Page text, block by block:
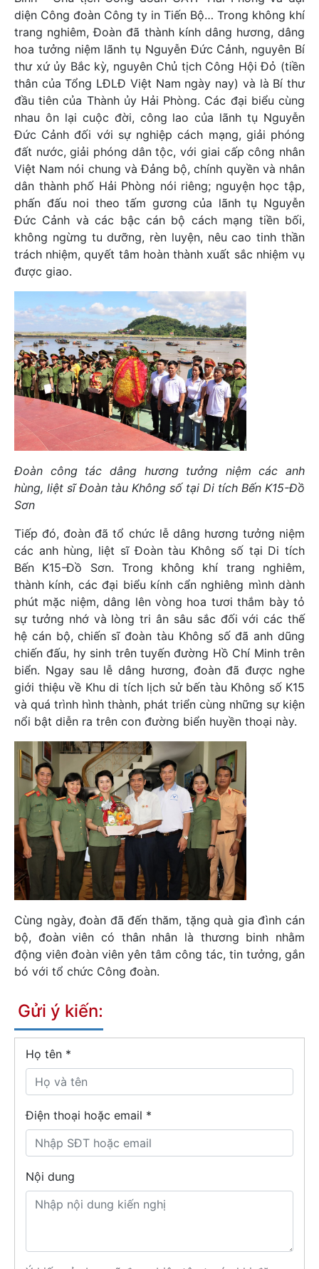
diện Công đoàn Công ty in Tiến Bộ… Trong không khí
trang nghiêm, Đoàn đã thành kính dâng hương, dâng
hoa tưởng niệm lãnh tụ Nguyễn Đức Cảnh, nguyên Bí
thư xứ ủy Bắc kỳ, nguyên Chủ tịch Công Hội Đỏ (tiền
thân của Tổng LĐLĐ Việt Nam ngày nay) và là Bí thư
đầu tiên của Thành ủy Hải Phòng. Các đại biểu cùng
nhau ôn lại cuộc đời, công lao của lãnh tụ Nguyễn
Đức Cảnh đối với sự nghiệp cách mạng, giải phóng
đất nước, giải phóng dân tộc, với giai cấp công nhân
Việt Nam nói chung và Đảng bộ, chính quyền và nhân
dân thành phố Hải Phòng nói riêng; nguyện học tập,
phấn đấu noi theo tấm gương của lãnh tụ Nguyễn
Đức Cảnh và các bậc cán bộ cách mạng tiền bối,
không ngừng tu dưỡng, rèn luyện, nêu cao tinh thần
trách nhiệm, quyết tâm hoàn thành xuất sắc nhiệm vụ
được giao.
Đoàn công tác dâng hương tưởng niệm các anh
hùng, liệt sĩ Đoàn tàu Không số tại Di tích Bến K15-Đồ
Sơn
Tiếp đó, đoàn đã tổ chức lễ dâng hương tưởng niệm
các anh hùng, liệt sĩ Đoàn tàu Không số tại Di tích
Bến K15-Đồ Sơn. Trong không khí trang nghiêm,
thành kính, các đại biểu kính cẩn nghiêng mình dành
phút mặc niệm, dâng lên vòng hoa tươi thắm bày tỏ
sự tưởng nhớ và lòng tri ân sâu sắc đối với các thế
hệ cán bộ, chiến sĩ đoàn tàu Không số đã anh dũng
chiến đấu, hy sinh trên tuyến đường Hồ Chí Minh trên
biển. Ngay sau lễ dâng hương, đoàn đã được nghe
giới thiệu về Khu di tích lịch sử bến tàu Không số K15
và quá trình hình thành, phát triển cùng những sự kiện
nổi bật diễn ra trên con đường biển huyền thoại này.
Cùng ngày, đoàn đã đến thăm, tặng quà gia đình cán
bộ, đoàn viên có thân nhân là thương binh nhằm
động viên đoàn viên yên tâm công tác, tin tưởng, gắn
bó với tổ chức Công đoàn.
Gửi ý kiến:
Họ tên *
Điện thoại hoặc email *
Nội dung